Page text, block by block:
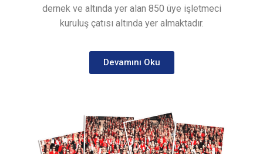
dernek ve altında yer alan 850 üye işletmeci
kuruluş çatısı altında yer almaktadır.
Devamını Oku